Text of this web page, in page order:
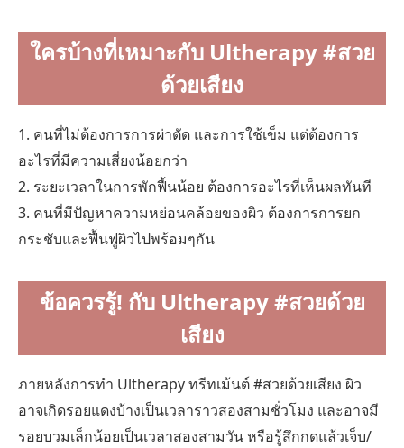
ใครบ้างที่เหมาะกับ Ultherapy #สวย
ด้วยเสียง
1. คนที่ไม่ต้องการการผ่าตัด และการใช้เข็ม แต่ต้องการ
อะไรที่มีความเสี่ยงน้อยกว่า
2. ระยะเวลาในการพักฟื้นน้อย ต้องการอะไรที่เห็นผลทันที
3. คนที่มีปัญหาความหย่อนคล้อยของผิว ต้องการการยก
กระชับและฟื้นฟูผิวไปพร้อมๆกัน
ข้อควรรู้! กับ Ultherapy #สวยด้วย
เสียง
ภายหลังการทำ Ultherapy ทรีทเม้นต์ #สวยด้วยเสียง ผิว
อาจเกิดรอยแดงบ้างเป็นเวลาราวสองสามชั่วโมง และอาจมี
รอยบวมเล็กน้อยเป็นเวลาสองสามวัน หรือรู้สึกกดแล้วเจ็บ/